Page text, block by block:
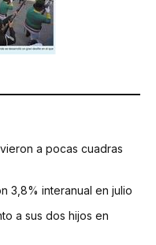
a pocas cuadras
3,8% interanual en julio
a sus dos hijos en